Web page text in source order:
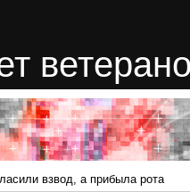
взвод, а прибыла рота